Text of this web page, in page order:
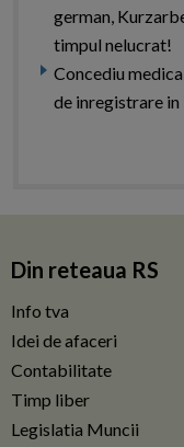
german,
timpul nelucrat!
Concediu
de inregistrare in
Din reteaua RS
Info tva
Idei de afaceri
Contabilitate
Timp liber
Legislatia Muncii